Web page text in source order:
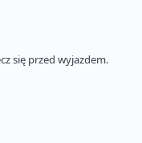
się przed wyjazdem.